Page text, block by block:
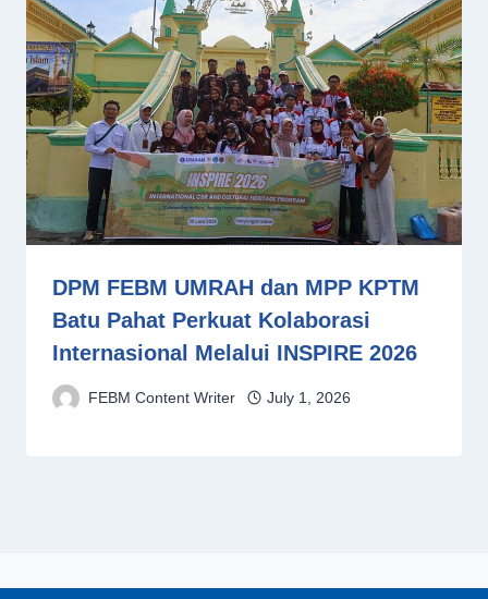
DPM FEBM UMRAH dan MPP KPTM
Batu Pahat Perkuat Kolaborasi
Internasional Melalui INSPIRE 2026
FEBM Content Writer July 1, 2026